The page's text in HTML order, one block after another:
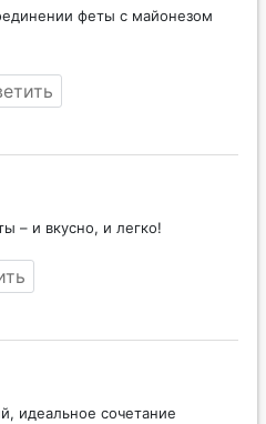
феты с майонезом
– и вкусно, и легко!
идеальное сочетание